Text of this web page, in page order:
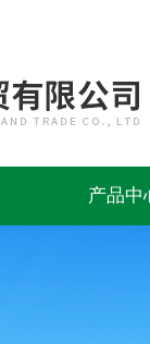
产品中